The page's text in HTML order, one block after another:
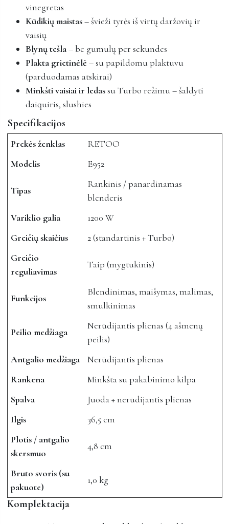
vinegretas
Kūdikių maistas– švieži tyrės iš virtų daržovių ir
vaisių
Blynų tešla– be gumulų per sekundes
Plakta grietinėlė – su papildomu plaktuvu
(parduodamas atskirai)
Minkšti vaisiai ir ledassu Turbo režimu – šaldyti
daiquiris, slushies
Specifikacijos
Prekės ženklas
RETOO
Modelis
E952
Tipas
Rankinis / panardinamas
blenderis
Variklio galia
1200 W
Greičių skaičius
2 (standartinis + Turbo)
Greičio
reguliavimas
Taip (mygtukinis)
Funkcijos
Blendinimas, maišymas, malimas,
smulkinimas
Peilio medžiaga
Nerūdijantis plienas (4 ašmenų
peilis)
Antgalio medžiaga
Nerūdijantis plienas
Rankena
Minkšta su pakabinimo kilpa
Spalva
Juoda + nerūdijantis plienas
Ilgis
36,5 cm
Plotis / antgalio
skersmuo
4,8 cm
Bruto svoris (su
pakuote)
1,0 kg
Komplektacija